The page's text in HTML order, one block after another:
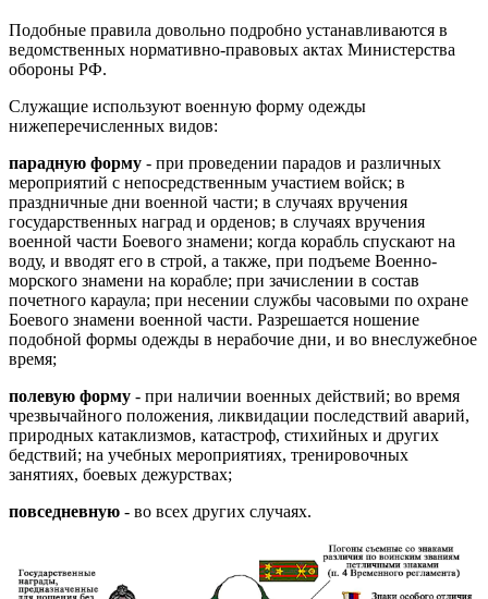
Подобные правила довольно подробно устанавливаются в
ведомственных нормативно-правовых актах Министерства
обороны РФ.
Служащие используют военную форму одежды
нижеперечисленных видов:
парадную форму - при проведении парадов и различных
мероприятий с непосредственным участием войск; в
праздничные дни военной части; в случаях вручения
государственных наград и орденов; в случаях вручения
военной части Боевого знамени; когда корабль спускают на
воду, и вводят его в строй, а также, при подъеме Военно-
морского знамени на корабле; при зачислении в состав
почетного караула; при несении службы часовыми по охране
Боевого знамени военной части. Разрешается ношение
подобной формы одежды в нерабочие дни, и во внеслужебное
время;
полевую форму - при наличии военных действий; во время
чрезвычайного положения, ликвидации последствий аварий,
природных катаклизмов, катастроф, стихийных и других
бедствий; на учебных мероприятиях, тренировочных
занятиях, боевых дежурствах;
повседневную - во всех других случаях.